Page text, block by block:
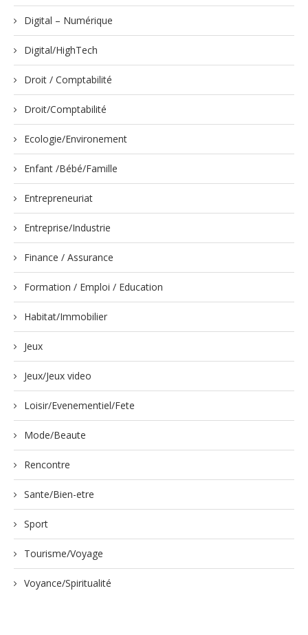
Digital – Numérique
Digital/HighTech
Droit / Comptabilité
Droit/Comptabilité
Ecologie/Environement
Enfant /Bébé/Famille
Entrepreneuriat
Entreprise/Industrie
Finance / Assurance
Formation / Emploi / Education
Habitat/Immobilier
Jeux
Jeux/Jeux video
Loisir/Evenementiel/Fete
Mode/Beaute
Rencontre
Sante/Bien-etre
Sport
Tourisme/Voyage
Voyance/Spiritualité